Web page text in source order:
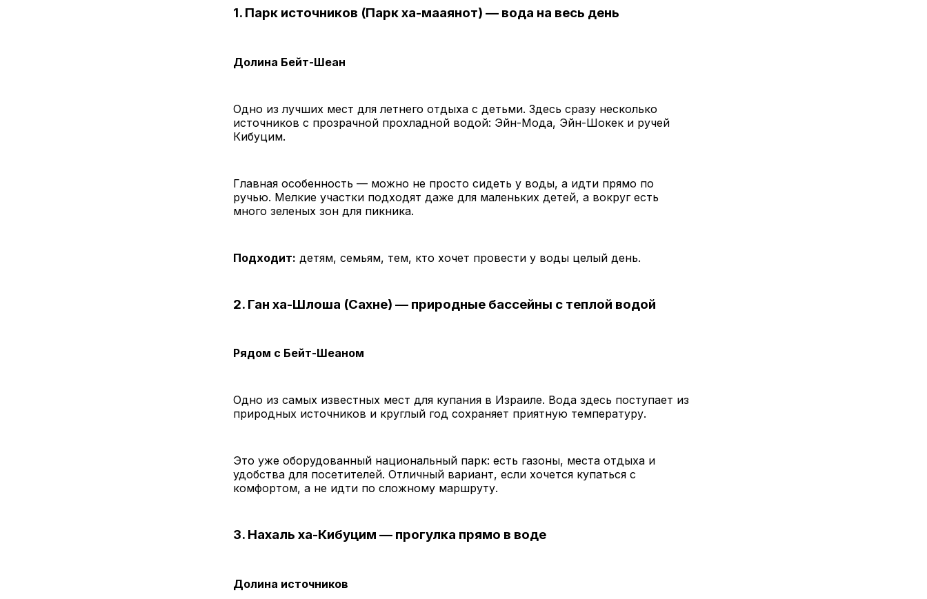
1. Парк источников (Парк ха-мааянот) — вода на весь день
Долина Бейт-Шеан
Одно из лучших мест для летнего отдыха с детьми. Здесь сразу несколько
источников с прозрачной прохладной водой: Эйн-Мода, Эйн-Шокек и ручей
Кибуцим.
Главная особенность — можно не просто сидеть у воды, а идти прямо по
ручью. Мелкие участки подходят даже для маленьких детей, а вокруг есть
много зеленых зон для пикника.
Подходит: детям, семьям, тем, кто хочет провести у воды целый день.
2. Ган ха-Шлоша (Сахне) — природные бассейны с теплой водой
Рядом с Бейт-Шеаном
Одно из самых известных мест для купания в Израиле. Вода здесь поступает из
природных источников и круглый год сохраняет приятную температуру.
Это уже оборудованный национальный парк: есть газоны, места отдыха и
удобства для посетителей. Отличный вариант, если хочется купаться с
комфортом, а не идти по сложному маршруту.
3. Нахаль ха-Кибуцим — прогулка прямо в воде
Долина источников